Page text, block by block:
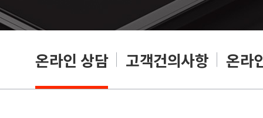
온라인 상담 고객건의사항 온라